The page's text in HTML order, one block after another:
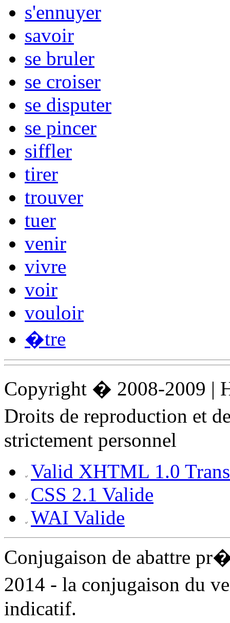
s'ennuyer
savoir
se bruler
se croiser
se disputer
se pincer
siffler
tirer
trouver
tuer
venir
vivre
voir
vouloir
�tre
Copyright � 2008-2009 |
Droits de reproduction et
strictement personnel
Valid XHTML 1.0
CSS 2.1 Valide
WAI Valide
Conjugaison de abattre
2014 - la conjugaison du
indicatif.